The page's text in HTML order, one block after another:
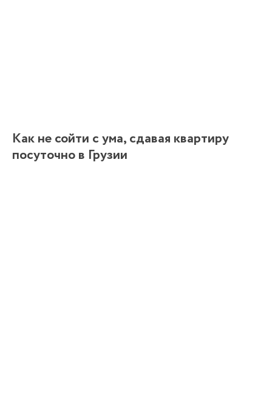
Как не сойти с ума, сдавая квартиру
посуточно в Грузии